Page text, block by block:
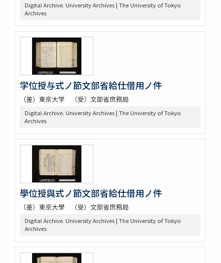
Digital Archive. University Archives | The University of Tokyo
Archives
学位授与式ノ節文部省給仕借用ノ件
（差）東京大学 （受）文部省庶務局
Digital Archive. University Archives | The University of Tokyo
Archives
學位授與式ノ節文部省給仕借用ノ件
（差）東京大學 （受）文部省庶務局
Digital Archive. University Archives | The University of Tokyo
Archives